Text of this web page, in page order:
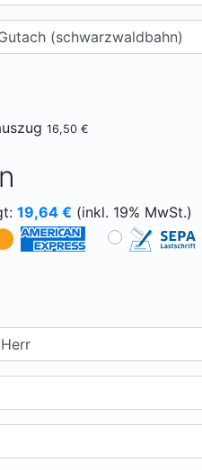
16,50 €
19,64 € (inkl. 19% MwSt.)